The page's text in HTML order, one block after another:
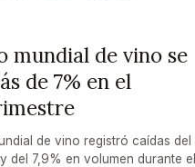
mundial de vino se
de 7% en el
de vino registró caídas del
del 7,9% en volumen durante el